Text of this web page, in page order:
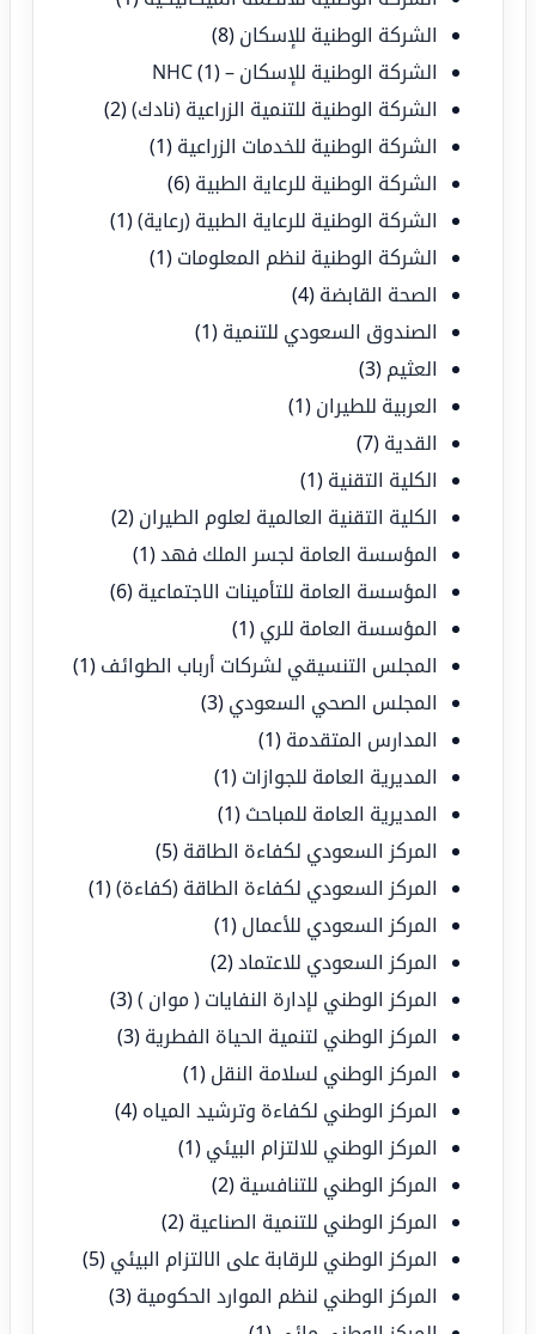
الشركة الوطنية للإسكان (8)
الشركة الوطنية للإسكان – NHC(1)
الشركة الوطنية للتنمية الزراعية (نادك)(2)
الشركة الوطنية للخدمات الزراعية (1)
الشركة الوطنية للرعاية الطبية (6)
الشركة الوطنية للرعاية الطبية (رعاية)(1)
الشركة الوطنية لنظم المعلومات (1)
الصحة القابضة (4)
الصندوق السعودي للتنمية (1)
العثيم (3)
العربية للطيران (1)
القدية (7)
الكلية التقنية (1)
الكلية التقنية العالمية لعلوم الطيران (2)
المؤسسة العامة لجسر الملك فهد(1)
المؤسسة العامة للتأمينات الاجتماعية (6)
المؤسسة العامة للري (1)
المجلس التنسيقي لشركات أرباب الطوائف (1)
المجلس الصحي السعودي (3)
المدارس المتقدمة (1)
المديرية العامة للجوازات (1)
المديرية العامة للمباحث (1)
المركز السعودي لكفاءة الطاقة (5)
المركز السعودي لكفاءة الطاقة (كفاءة)(1)
المركز السعودي للأعمال (1)
المركز السعودي للاعتماد(2)
المركز الوطني لإدارة النفايات ( موان )(3)
المركز الوطني لتنمية الحياة الفطرية (3)
المركز الوطني لسلامة النقل (1)
المركز الوطني لكفاءة وترشيد المياه (4)
المركز الوطني للالتزام البيئي (1)
المركز الوطني للتنافسية (2)
المركز الوطني للتنمية الصناعية (2)
المركز الوطني للرقابة على الالتزام البيئي (5)
المركز الوطني لنظم الموارد الحكومية (3)